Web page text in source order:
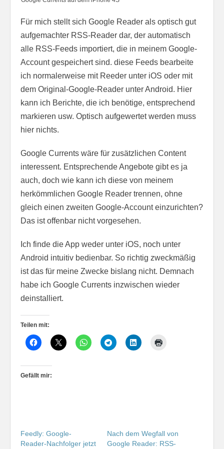
Für mich stellt sich Google Reader als optisch gut
aufgemachter RSS-Reader dar, der automatisch
alle RSS-Feeds importiert, die in meinem Google-
Account gespeichert sind. diese Feeds bearbeite
ich normalerweise mit Reeder unter iOS oder mit
dem Original-Google-Reader unter Android. Hier
kann ich Berichte, die ich benötige, entsprechend
markieren usw. Optisch aufgewertet werden muss
hier nichts.
Google Currents wäre für zusätzlichen Content
interessent. Entsprechende Angebote gibt es ja
auch, doch wie kann ich diese von meinem
herkömmlichen Google Reader trennen, ohne
gleich einen zweiten Google-Account einzurichten?
Das ist offenbar nicht vorgesehen.
Ich finde die App weder unter iOS, noch unter
Android intuitiv bedienbar. So richtig zweckmäßig
ist das für meine Zwecke bislang nicht. Demnach
habe ich Google Currents inzwischen wieder
deinstalliert.
Teilen mit:
Gefällt mir:
Feedly: Google-
Reader-Nachfolger jetzt
Nach dem Wegfall von
Google Reader: RSS-